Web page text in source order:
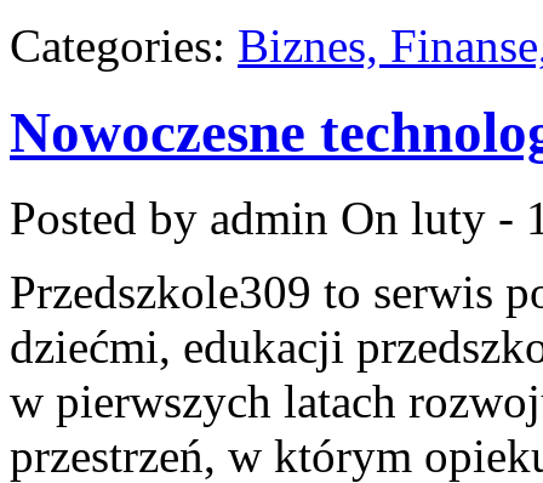
Categories: Biznes,
Nowoczesne
Posted by admin On luty -
Przedszkole309 to serwis
dziećmi, edukacji
w pierwszych latach
przestrzeń, w którym